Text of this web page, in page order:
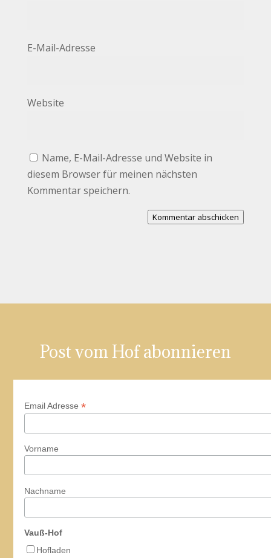
E-Mail-Adresse
Website
Name, E-Mail-Adresse und Website in
diesem Browser für meinen nächsten
Kommentar speichern.
Kommentar abschicken
Post vom Hof abonnieren
Email Adresse*
Vorname
Nachname
Vauß-Hof
Hofladen